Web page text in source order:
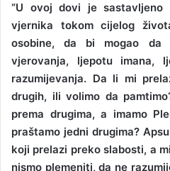
“U ovoj dovi je
vjernika tokom cijelog
osobine, da bi mogao da
vjerovanja, ljepotu imana,
razumijevanja. Da li mi
drugih, ili volimo da
prema drugima, a imamo
praštamo jedni drugima?
koji prelazi preko slabosti, a
nismo plemeniti, da ne